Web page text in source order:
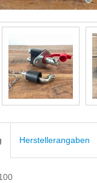
Herstellerangaben